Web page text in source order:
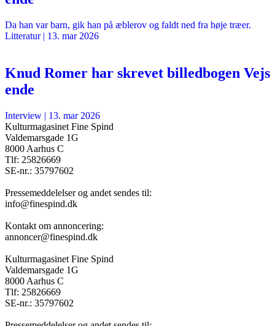
Da han var barn, gik han på æblerov og faldt ned fra høje træer.
Litteratur| 13. mar 2026
Knud Romer har skrevet billedbogen Vejs
ende
Interview | 13. mar 2026
Kulturmagasinet Fine Spind
Valdemarsgade 1G
8000 Aarhus C
Tlf: 25826669
SE-nr.: 35797602
Pressemeddelelser og andet sendes til:
info@finespind.dk
Kontakt om annoncering:
annoncer@finespind.dk
Kulturmagasinet Fine Spind
Valdemarsgade 1G
8000 Aarhus C
Tlf: 25826669
SE-nr.: 35797602